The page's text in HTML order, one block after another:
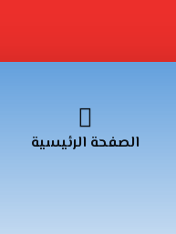
الصفحة الرئيسية